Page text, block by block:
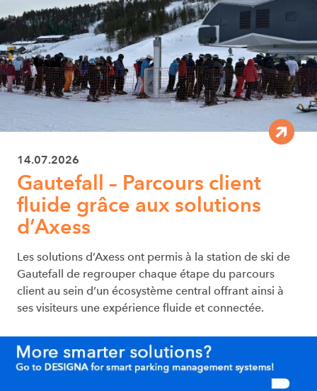
14.07.2026
Gautefall – Parcours client
fluide grâce aux solutions
d’Axess
Les solutions d’Axess ont permis à la station de ski de
Gautefall de regrouper chaque étape du parcours
client au sein d’un écosystème central offrant ainsi à
ses visiteurs une expérience fluide et connectée.